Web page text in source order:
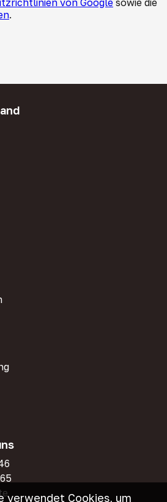
von Google sowie die
.
verwendet Cookies, um